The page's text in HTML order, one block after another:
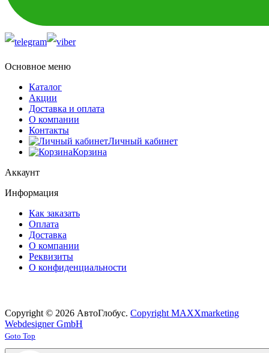
Основное меню
Каталог
Акции
Доставка и оплата
О компании
Контакты
Личный кабинет
Корзина
Аккаунт
Информация
Как заказать
Оплата
Доставка
О компании
Реквизиты
О конфиденциальности
Copyright © 2026 АвтоГлобус. Copyright MAXXmarketing
Webdesigner GmbH
Joomla! 3 Templates
Goto Top